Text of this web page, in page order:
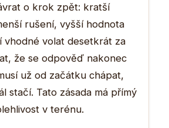
o krok zpět: kratší
rušení, vyšší hodnota
vhodné volat desetkrát za
že se odpověď nakonec
už od začátku chápat,
stačí. Tato zásada má přímý
v terénu.